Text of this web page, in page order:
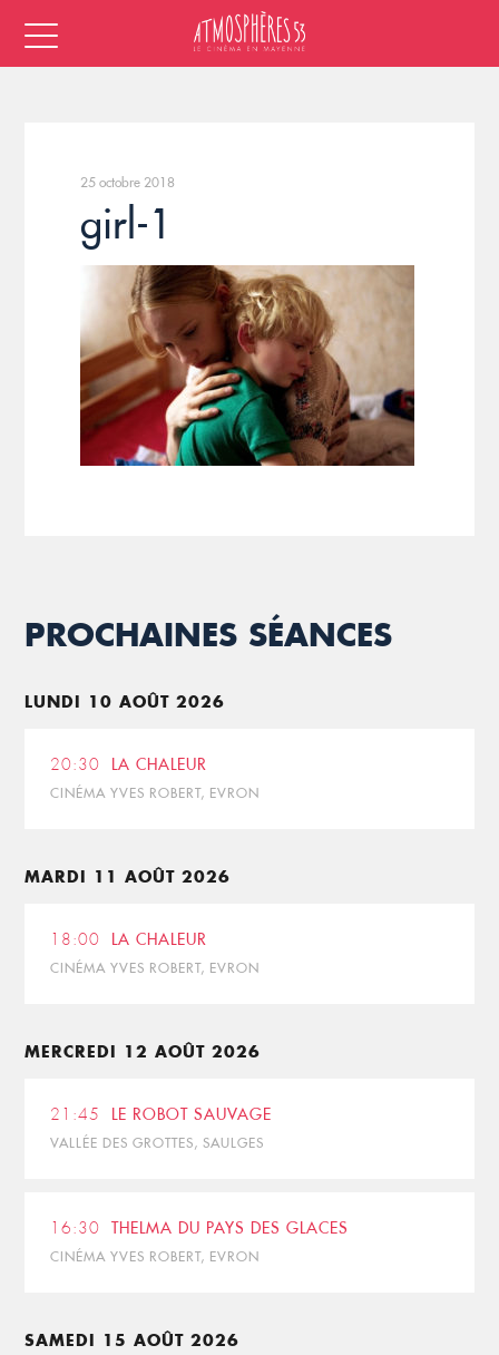
25 octobre 2018
girl-1
PROCHAINES SÉANCES
LUNDI 10 AOÛT 2026
20:30 LA CHALEUR
CINÉMA YVES ROBERT, EVRON
MARDI 11 AOÛT 2026
18:00 LA CHALEUR
CINÉMA YVES ROBERT, EVRON
MERCREDI 12 AOÛT 2026
21:45 LE ROBOT SAUVAGE
VALLÉE DES GROTTES, SAULGES
16:30 THELMA DU PAYS DES GLACES
CINÉMA YVES ROBERT, EVRON
SAMEDI 15 AOÛT 2026